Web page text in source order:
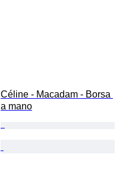
Céline - Macadam - Borsa
a mano